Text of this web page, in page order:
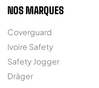
NOS MARQUES
Coverguard
Ivoire Safety
Safety Jogger
Dräger